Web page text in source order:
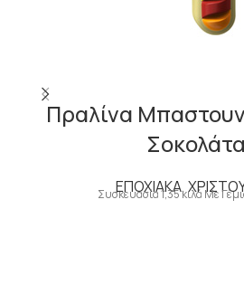
Πραλίνα
ΕΠΟΧΙΑΚΑ,
Συσκευασία 1,35 κιλά Με